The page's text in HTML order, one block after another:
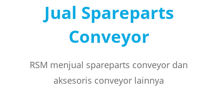
Jual Spareparts
Conveyor
RSM menjual spareparts conveyor dan
aksesoris conveyor lainnya